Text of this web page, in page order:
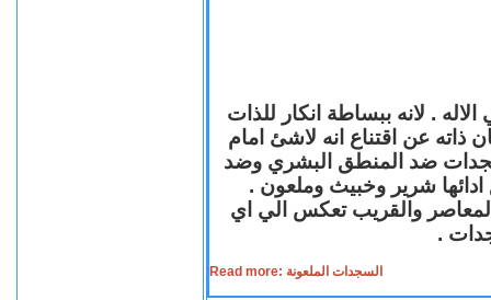
. لانه ببساطة انكار للذات
ذاته عن اقتناع انه لاشئ امام
ضد المنطق البشري وضد
ادائها شرير وخبيث وملعون .
المعاصر والقريب تعكس الي اي
.
Read more: السجدات الملعونة